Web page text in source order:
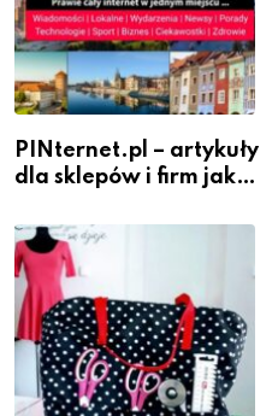
PINternet.pl – artykuły
dla sklepów i firm jako
widoczność